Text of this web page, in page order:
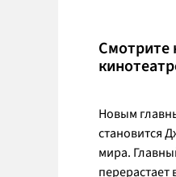
Смотрите
Новым
становится
мира.